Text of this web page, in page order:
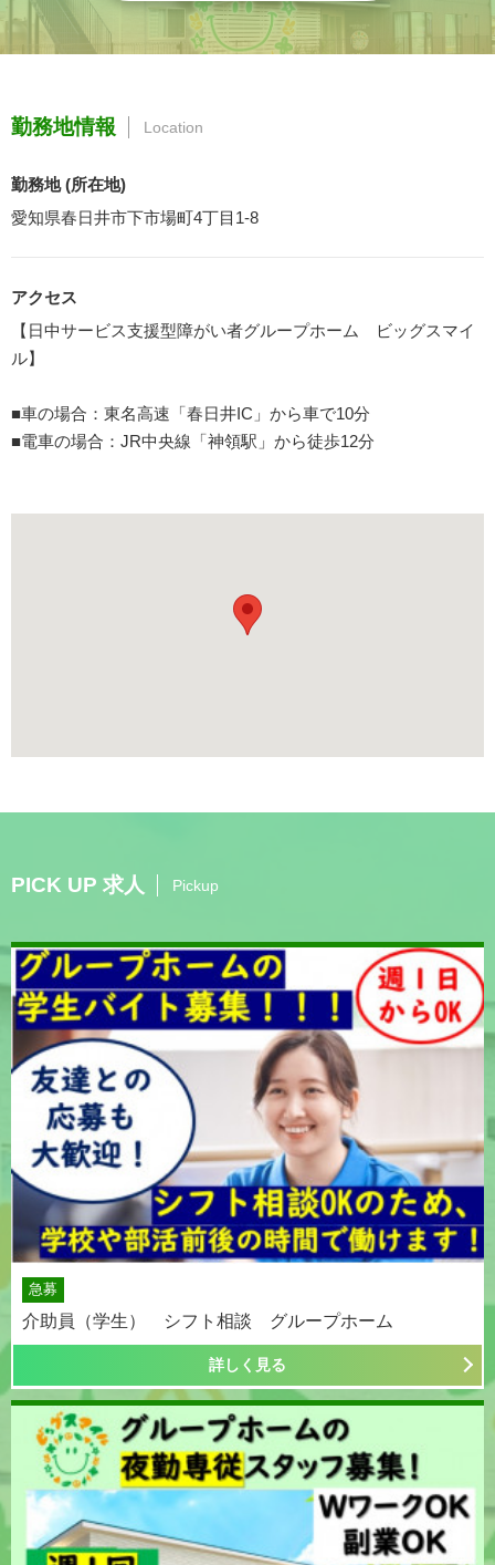
勤務地情報 Location
勤務地 (所在地)
愛知県春日井市下市場町4丁目1-8
アクセス
【日中サービス支援型障がい者グループホーム ビッグスマイ
ル】
■車の場合：東名高速「春日井IC」から車で10分
■電車の場合：JR中央線「神領駅」から徒歩12分
PICK UP 求人 Pickup
急募
介助員（学生） シフト相談 グループホーム
詳しく見る